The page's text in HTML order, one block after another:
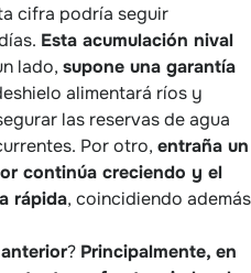
cifra podría seguir
Esta acumulación nival
lado, supone una garantía
alimentará ríos y
las reservas de agua
Por otro, entraña un
continúa creciendo y el
rápida, coincidiendo además
? Principalmente, en